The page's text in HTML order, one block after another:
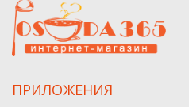
ПРИЛОЖЕНИЯ